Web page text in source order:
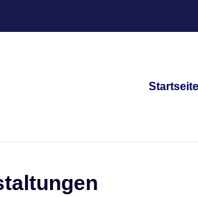
Startseite